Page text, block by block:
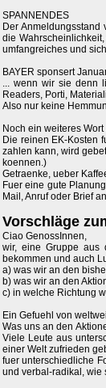
SPANNENDES
Der
die
umfangreiches und
BAYER sponsert
... wenn wir sie denn
Readers, Porti,
Also nur keine
Noch ein weiteres
Die reinen EK-Kosten
zahlen kann, wird
koennen.)
Getraenke, ueber
Fuer eine gute
Mail, Anruf oder Brief
Vorschläge
Ciao GenossInnen,
wir, eine Gruppe aus
bekommen und auch
a) was wir an den
b) was wir an den
c) in welche Richtung
Ein Gefuehl von
Was uns an den
Viele Leute aus
einer Welt zufrieden
fuer unterschiedliche
und verbal-radikal, wie